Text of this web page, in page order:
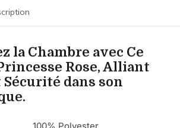
la Chambre avec Ce
Rose, Alliant
Sécurité dans son